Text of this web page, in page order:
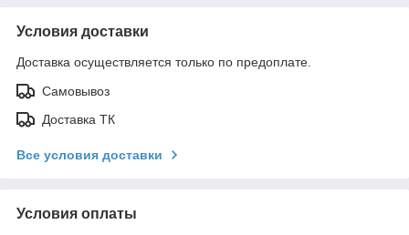
Условия доставки
Доставка осуществляется только по предоплате.
Самовывоз
Доставка ТК
Все условия доставки
Условия оплаты